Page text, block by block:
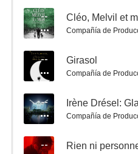
8.0
La Malédiction du Lys
-- Cléo, Melvil et
Compañía de
-- Girasol
Compañía de
-- Irène Drésel:
Compañía de
-- Rien ni